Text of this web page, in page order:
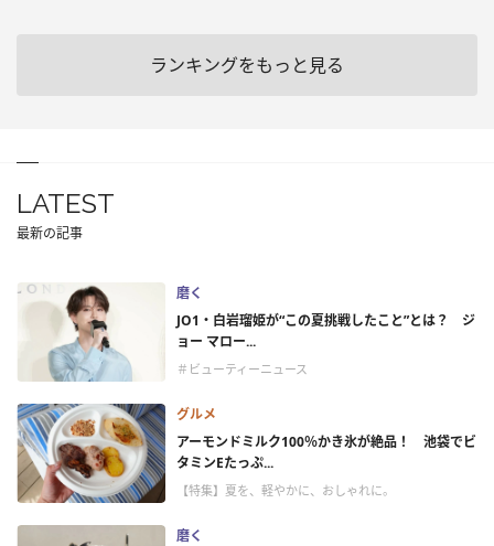
ランキングをもっと見る
LATEST
最新の記事
磨く
JO1・白岩瑠姫が“この夏挑戦したこと”とは？ ジ
ョー マロー...
＃ビューティーニュース
グルメ
アーモンドミルク100％かき氷が絶品！ 池袋でビ
タミンEたっぷ...
【特集】夏を、軽やかに、おしゃれに。
磨く